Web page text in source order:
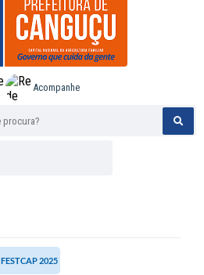
Acompanhe
FESTCAP 2025